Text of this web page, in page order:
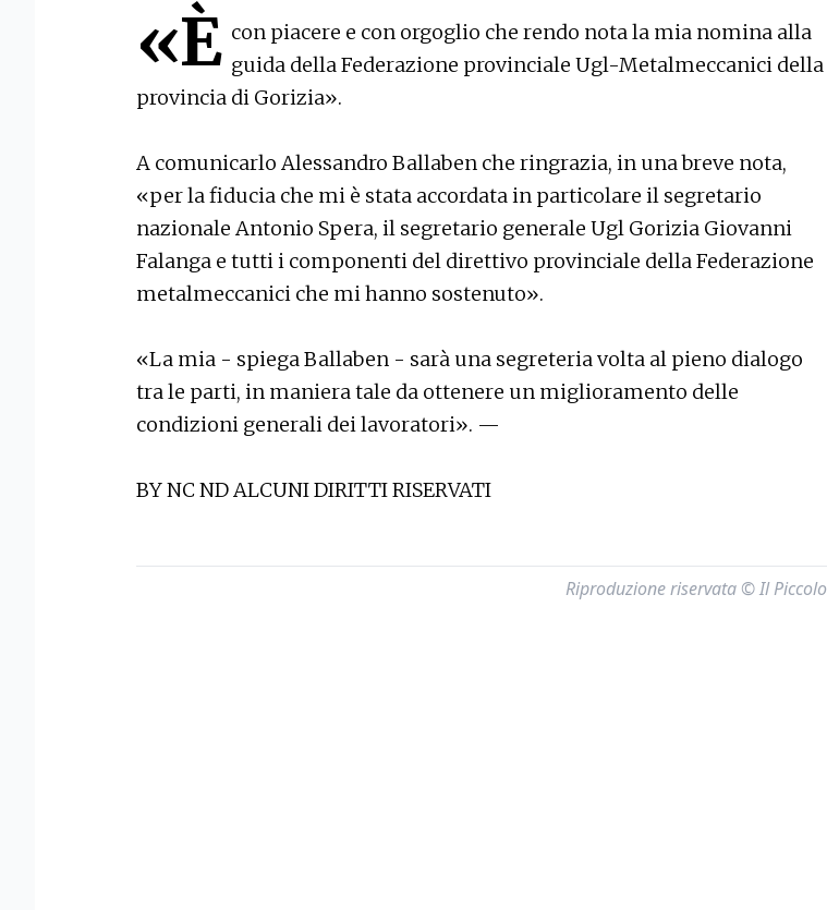
«È con piacere e con orgoglio che rendo nota la mia nomina alla
guida della Federazione provinciale Ugl-Metalmeccanici della
provincia di Gorizia».
A comunicarlo Alessandro Ballaben che ringrazia, in una breve nota,
«per la fiducia che mi è stata accordata in particolare il segretario
nazionale Antonio Spera, il segretario generale Ugl Gorizia Giovanni
Falanga e tutti i componenti del direttivo provinciale della Federazione
metalmeccanici che mi hanno sostenuto».
«La mia - spiega Ballaben - sarà una segreteria volta al pieno dialogo
tra le parti, in maniera tale da ottenere un miglioramento delle
condizioni generali dei lavoratori». —
BY NC ND ALCUNI DIRITTI RISERVATI
Riproduzione riservata © Il Piccolo